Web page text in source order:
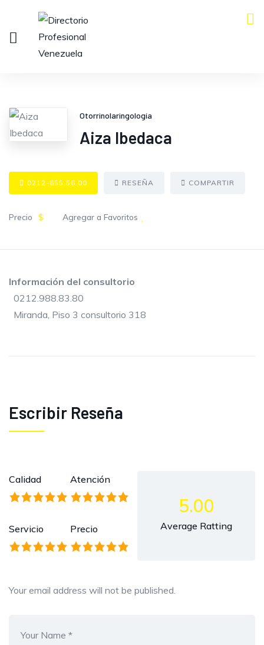
Otorrinolaringología
Aiza Ibedaca
0212-655.56.00 RESEÑA COMPARTIR
Precio $ Agregar a Favoritos
Información del consultorio
0212.988.83.80
Miranda, Piso 3 consultorio 318
Escribir Reseña
Calidad Atención
Servicio Precio
5.00
Average Ratting
Your email address will not be published.